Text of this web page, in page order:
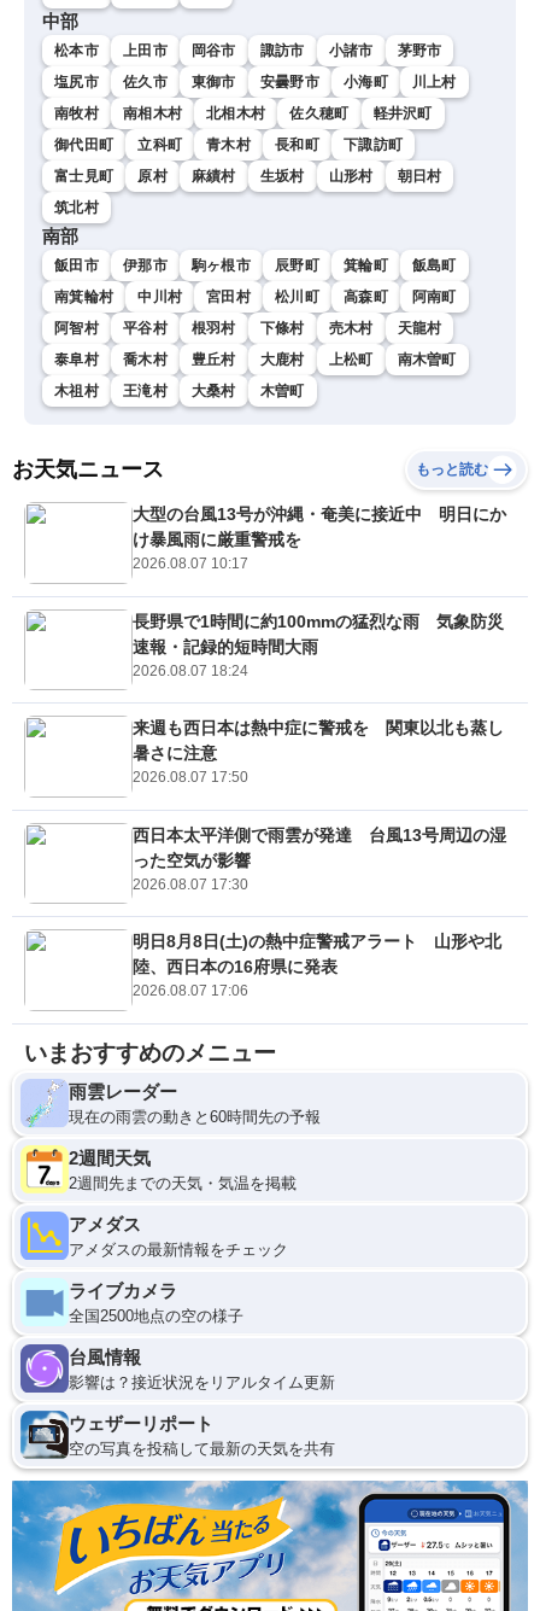
中部
松本市 上田市 岡谷市 諏訪市 小諸市
茅野市
塩尻市
佐久市 東御市 安曇野市 小海町
川上村
南牧村
南相木村 北相木村 佐久穂町
軽井沢町
御代田町
立科町 青木村 長和町
下諏訪町
富士見町
原村 麻績村 生坂村 山形村
朝日村
筑北村
南部
飯田市 伊那市 駒ヶ根市 辰野町 箕輪町
飯島町
南箕輪村
中川村 宮田村 松川町 高森町
阿南町
阿智村
平谷村 根羽村 下條村 売木村
天龍村
泰阜村
喬木村 豊丘村 大鹿村 上松町
南木曽町
木祖村
王滝村 大桑村 木曽町
お天気ニュース もっと読む
大型の台風13号が沖縄・奄美に接近中 明日にか
け暴風雨に厳重警戒を
2026.08.07 10:17
長野県で1時間に約100mmの猛烈な雨 気象防災
速報・記録的短時間大雨
2026.08.07 18:24
来週も西日本は熱中症に警戒を 関東以北も蒸し
暑さに注意
2026.08.07 17:50
西日本太平洋側で雨雲が発達 台風13号周辺の湿
った空気が影響
2026.08.07 17:30
明日8月8日(土)の熱中症警戒アラート 山形や北
陸、西日本の16府県に発表
2026.08.07 17:06
いまおすすめのメニュー
雨雲レーダー
現在の雨雲の動きと60時間先の予報
2週間天気
2週間先までの天気・気温を掲載
アメダス
アメダスの最新情報をチェック
ライブカメラ
全国2500地点の空の様子
台風情報
影響は？接近状況をリアルタイム更新
ウェザーリポート
空の写真を投稿して最新の天気を共有